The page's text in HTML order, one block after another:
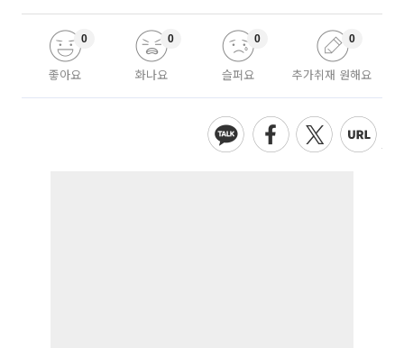
좋아요
0
화나요
0
슬퍼요
0
추가취재 원해요
0